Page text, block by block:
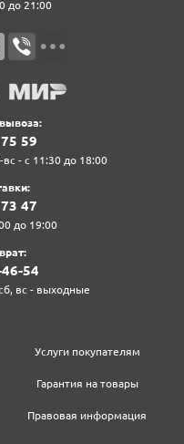
до 21:00
5‍9‍
- с 11:30 до 18:00
4‍7‍
до 19:00
5‍4‍
вс - выходные
Услуги покупателям
Гарантия на товары
Правовая информация